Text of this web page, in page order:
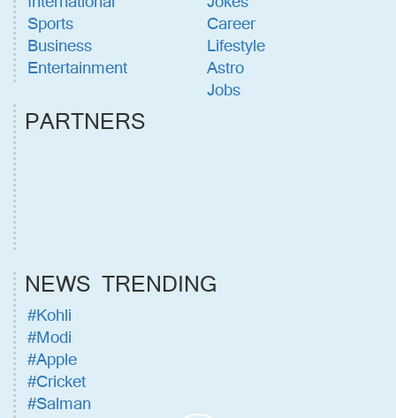
Sports
Business
Entertainment
Career
Lifestyle
Astro
Jobs
PARTNERS
NEWS TRENDING
#Kohli
#Modi
#Apple
#Cricket
#Salman